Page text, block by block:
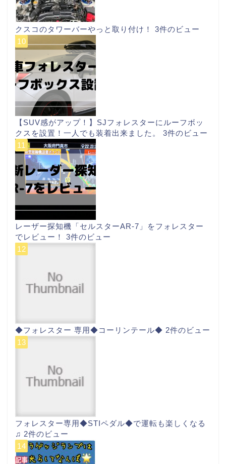
クスコのタワーバーやっと取り付け！ 3件のビュー
【SUV感がアップ！】SJフォレスターにルーフボッ
クスを設置！一人でも装着出来ました。 3件のビュー
レーザー探知機「セルスターAR-7」をフォレスター
でレビュー！ 3件のビュー
◆フォレスター 専用◆コーリンテール◆ 2件のビュー
フォレスター専用◆STIペダル◆で運転も楽しくなる
♫ 2件のビュー